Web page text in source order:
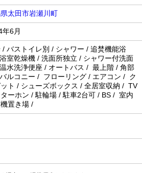
太田市岩瀬川町
年6月
/ バストイレ別 / シャワー / 追焚機能浴
室乾燥機 / 洗面所独立 / シャワー付洗面
水洗浄便座 / オートバス / 最上階 / 角部
ルコニー / フローリング / エアコン / ク
ット / シューズボックス / 全居室収納 / TV
ーホン / 駐輪場 / 駐車2台可 / BS / 室内
置き場 /